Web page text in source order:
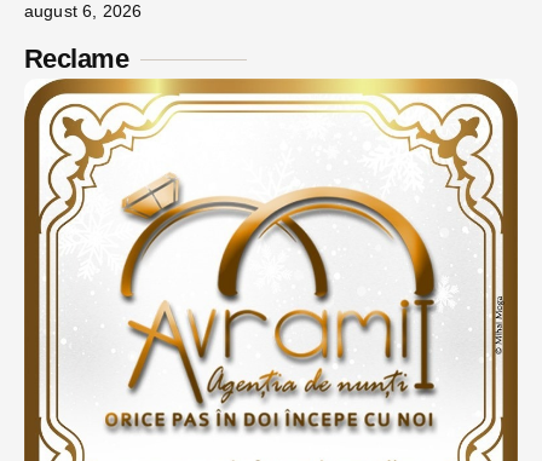
august 6, 2026
Reclame